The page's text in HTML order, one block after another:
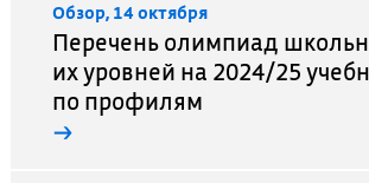
Обзор, 14 октября
Перечень олимпиад
их уровней на 2024/25
по профилям
→